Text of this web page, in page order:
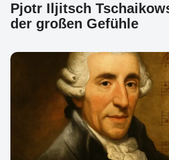
Pjotr Iljitsch
der großen Gefühle